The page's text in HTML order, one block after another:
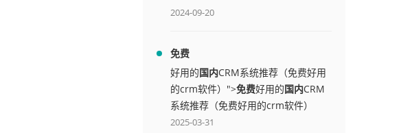
打尽
2024-09-20
免费
好用的国内CRM系统推荐（免费好用
的crm软件）">免费好用的国内CRM
系统推荐（免费好用的crm软件）
2025-03-31